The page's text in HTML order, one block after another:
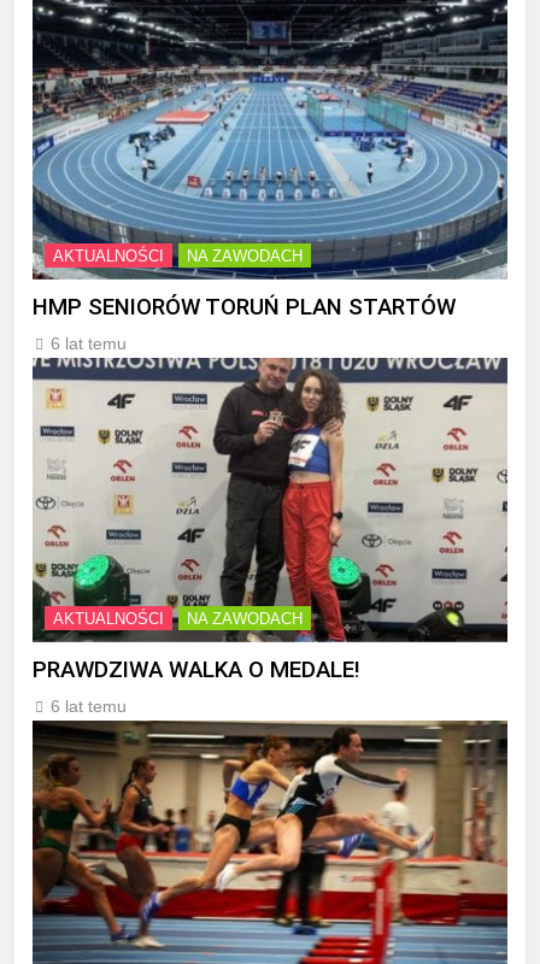
AKTUALNOŚCI NA ZAWODACH
HMP SENIORÓW TORUŃ PLAN STARTÓW
6 lat temu
AKTUALNOŚCI NA ZAWODACH
PRAWDZIWA WALKA O MEDALE!
6 lat temu